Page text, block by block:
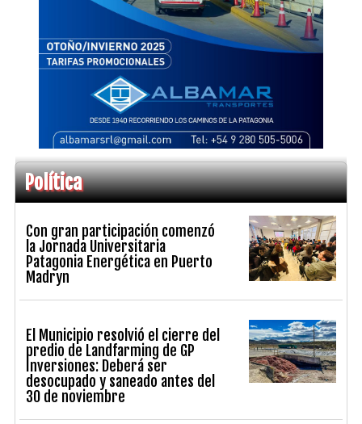
Política
Con gran participación comenzó
la Jornada Universitaria
Patagonia Energética en Puerto
Madryn
El Municipio resolvió el cierre del
predio de Landfarming de GP
Inversiones: Deberá ser
desocupado y saneado antes del
30 de noviembre